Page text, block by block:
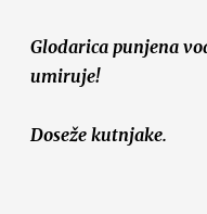
Glodarica punjena
umiruje!
Doseže kutnjake.